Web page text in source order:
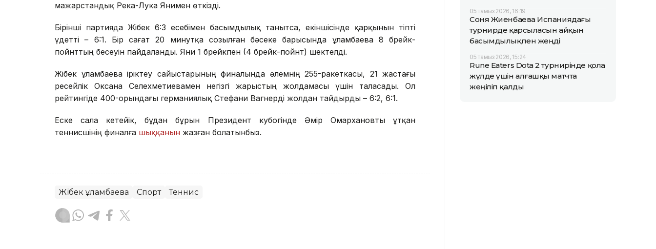
мажарстандық Река-Лука Янимен өткізді.
Бірінші партияда Жібек 6:3 есебімен басымдылық танытса, екіншісінде қарқынын тіпті
үдетті – 6:1. Бір сағат 20 минутқа созылған бәсеке барысында Құламбаева 8 брейк-
пойнттың бесеуін пайдаланды. Яни 1 брейкпен (4 брейк-пойнт) шектелді.
Жібек Құламбаева іріктеу сайыстарының финалында әлемнің 255-ракеткасы, 21 жастағы
ресейлік Оксана Селехметиевамен негізгі жарыстың жолдамасы үшін таласады. Ол
рейтингіде 400-орындағы германиялық Стефани Вагнерді жолдан тайдырды – 6:2, 6:1.
Еске сала кетейік, бұдан бұрын Президент кубогінде Әмір Омархановты ұтқан
теннисшінің финалға шыққанын жазған болатынбыз.
Жібек Құламбаева Спорт Теннис
05 тамыз 2026, 16:19
Соня Жиенбаева Испаниядағы
турнирде қарсыласын айқын
басымдылықпен жеңді
05 тамыз 2026, 15:24
Rune Eaters Dota 2 турнирінде қола
жүлде үшін алғашқы матчта
жеңіліп қалды